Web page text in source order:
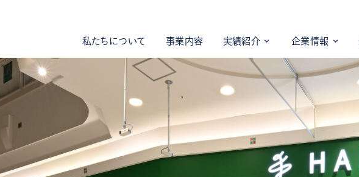
私たちについて 事業内容 実績紹介 企業情報